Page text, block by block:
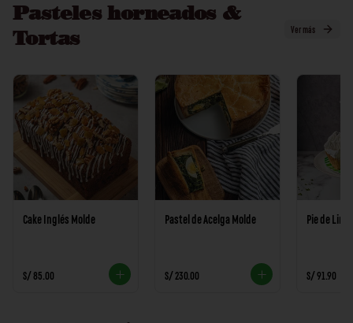
Pasteles horneados &
Tortas
Ver más
Cake Inglés Molde
S/ 85.00
Pastel de Acelga Molde
S/ 230.00
Pie de
S/ 91.90